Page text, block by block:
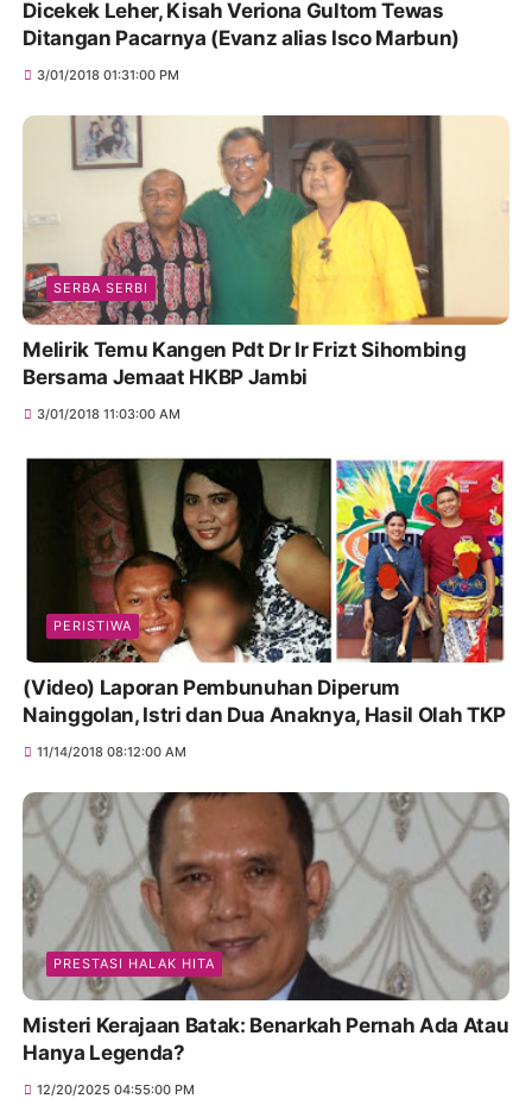
Dicekek Leher, Kisah Veriona Gultom Tewas
Ditangan Pacarnya (Evanz alias Isco Marbun)
3/01/2018 01:31:00 PM
SERBA SERBI
Melirik Temu Kangen Pdt Dr Ir Frizt Sihombing
Bersama Jemaat HKBP Jambi
3/01/2018 11:03:00 AM
PERISTIWA
(Video) Laporan Pembunuhan Diperum
Nainggolan, Istri dan Dua Anaknya, Hasil Olah TKP
11/14/2018 08:12:00 AM
PRESTASI HALAK HITA
Misteri Kerajaan Batak: Benarkah Pernah Ada Atau
Hanya Legenda?
12/20/2025 04:55:00 PM